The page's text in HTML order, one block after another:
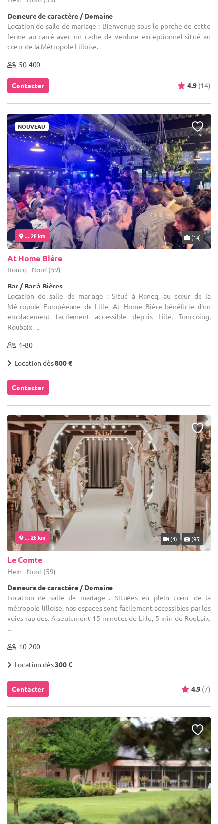
Demeure de caractère / Domaine
Location de salle de mariage : Bienvenue sous le porche de cette
ferme au carré avec un cadre de verdure exceptionnel situé au
cœur de la Métropole Lilloise.
50-400
Contacter 4.9 (14)
NOUVEAU
... 28 km (14)
At Home Bière
Roncq - Nord (59)
Bar / Bar à Bières
Location de salle de mariage : Situé à Roncq, au cœur de la
Métropole Européenne de Lille, At Home Bière bénéficie d'un
emplacement facilement accessible depuis Lille, Tourcoing,
Roubaix, ...
1-80
Location dès800 €
Contacter
... 28 km (4) (95)
Le Comte
Hem - Nord (59)
Demeure de caractère / Domaine
Location de salle de mariage : Situées en plein cœur de la
métropole lilloise, nos espaces sont facilement accessibles par les
voies rapides. A seulement 15 minutes de Lille, 5 min de Roubaix,
...
10-200
Location dès300 €
Contacter 4.9 (7)